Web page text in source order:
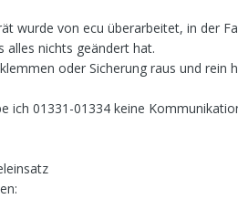
wurde von ecu überarbeitet, in der
alles nichts geändert hat.
oder Sicherung raus und rein
ich 01331-01334 keine